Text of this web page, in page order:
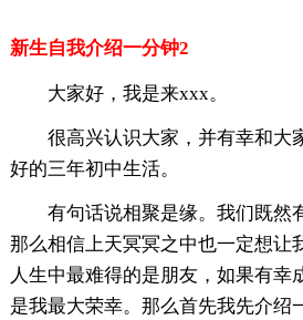
新生自我介绍一分钟2
大家好，我是来xxx。
很高兴认识大家，并有幸和大
好的三年初中生活。
有句话说相聚是缘。我们既然
那么相信上天冥冥之中也一定想让
人生中最难得的是朋友，如果有幸
是我最大荣幸。那么首先我先介绍